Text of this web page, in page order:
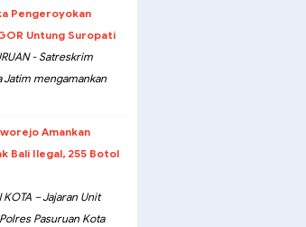
Pengeroyokan
Untung Suropati
- Satreskrim
Jatim mengamankan
Amankan
Bali Ilegal, 255 Botol
KOTA – Jajaran Unit
Pasuruan Kota